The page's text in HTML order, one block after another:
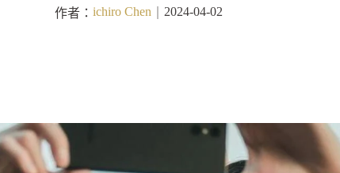
作者： ichiro Chen 2024-04-02